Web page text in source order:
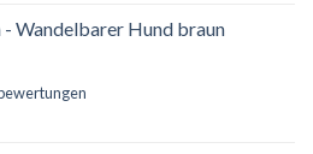
Wandelbarer Hund braun